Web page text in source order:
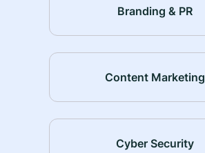
Branding & PR
Content Marketing
Cyber Security